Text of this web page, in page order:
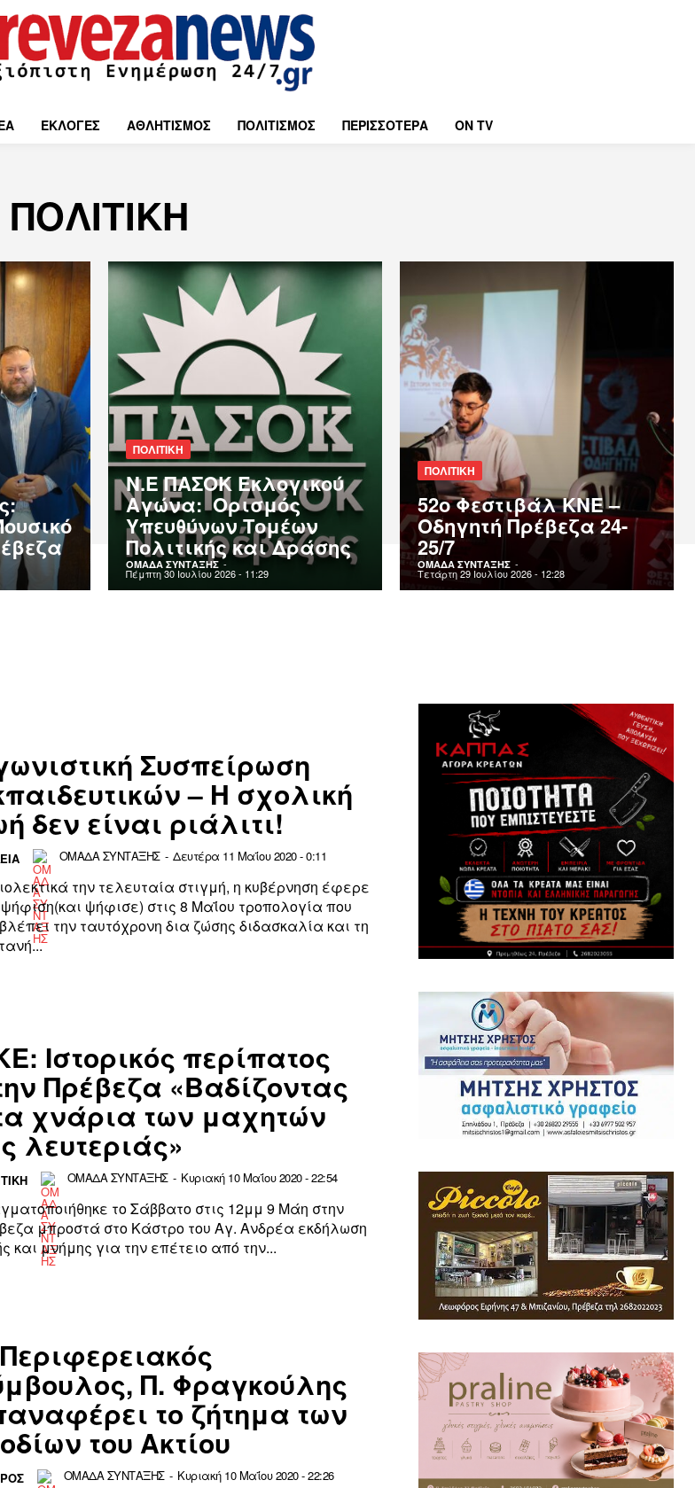
ΕΚΛΟΓΕΣ ΑΘΛΗΤΙΣΜΟΣ ΠΟΛΙΤΙΣΜΟΣ ΠΕΡΙΣΣΟΤΕΡΑ ON TV
ΠΟΛΙΤΙΚΗ
ΠΟΛΙΤΙΚΗ
Ν.Ε ΠΑΣΟΚ Εκλογικού
Αγώνα: Ορισμός
Υπευθύνων Τομέων
Πολιτικής και Δράσης
ΟΜΑΔΑ ΣΥΝΤΑΞΗΣ -
Πέμπτη 30 Ιουλίου 2026 - 11:29
ΠΟΛΙΤΙΚΗ
52o Φεστιβάλ ΚΝΕ –
Οδηγητή Πρέβεζα 24-
25/7
ΟΜΑΔΑ ΣΥΝΤΑΞΗΣ -
Τετάρτη 29 Ιουλίου 2026 - 12:28
Συσπείρωση
– Η σχολική
δεν είναι ριάλιτι!
ΟΜΑΔΑ ΣΥΝΤΑΞΗΣ - Δευτέρα 11 Μαΐου 2020 - 0:11
την τελευταία στιγμή, η κυβέρνηση έφερε
ψήφισε) στις 8 Μαΐου τροπολογία που
την ταυτόχρονη δια ζώσης διδασκαλία και τη
Ιστορικός περίπατος
Πρέβεζα «Βαδίζοντας
χνάρια των μαχητών
λευτεριάς»
ΟΜΑΔΑ ΣΥΝΤΑΞΗΣ - Κυριακή 10 Μαΐου 2020 - 22:54
το Σάββατο στις 12μμ 9 Μάη στην
μπροστά στο Κάστρο του Αγ. Ανδρέα εκδήλωση
και μνήμης για την επέτειο από την...
Π. Φραγκούλης
το ζήτημα των
του Ακτίου
ΟΜΑΔΑ ΣΥΝΤΑΞΗΣ - Κυριακή 10 Μαΐου 2020 - 22:26